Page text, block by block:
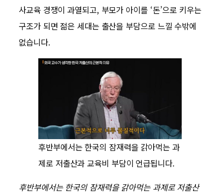
사교육 경쟁이 과열되고, 부모가 아이를 ‘돈’으로 키우는
구조가 되면 젊은 세대는 출산을 부담으로 느낄 수밖에
없습니다.
후반부에서는 한국의 잠재력을 갉아먹는 과
제로 저출산과 교육비 부담이 언급됩니다.
후반부에서는 한국의 잠재력을 갉아먹는 과제로 저출산